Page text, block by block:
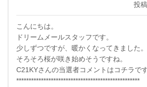
投
こんにちは。
ドリームメールスタッフです。
少しずつですが、暖かくなってきました。
そろそろ桜が咲き始めそうですね。
C21KYさんの当選者コメントはコチラで
**************************************************